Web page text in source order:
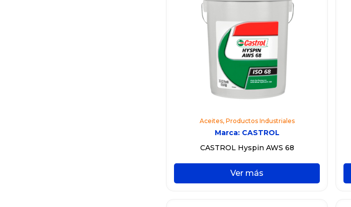
Aceites, Productos Industriales
Marca: CASTROL
CASTROL Hyspin AWS 68
Ver más